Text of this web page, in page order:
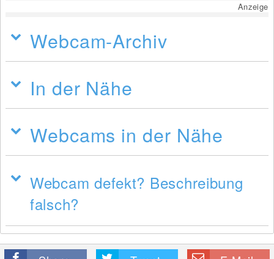
Anzeige
Webcam-Archiv
In der Nähe
Webcams in der Nähe
Webcam defekt? Beschreibung
falsch?